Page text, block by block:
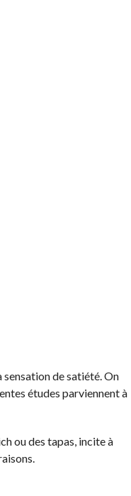
de satiété. On
études parviennent à
ou des tapas, incite à